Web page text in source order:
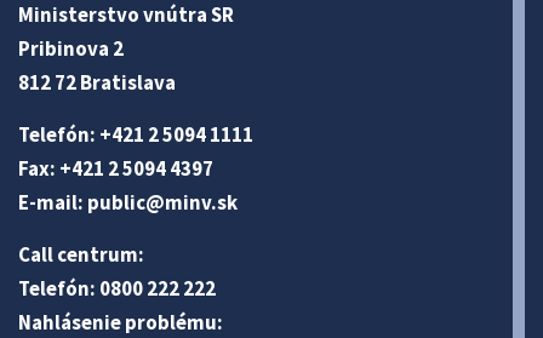
Ministerstvo vnútra SR
Pribinova 2
812 72 Bratislava
Telefón: +421 2 5094 1111
Fax: +421 2 5094 4397
E-mail: public@minv.sk
Call centrum:
Telefón: 0800 222 222
Nahlásenie problému: